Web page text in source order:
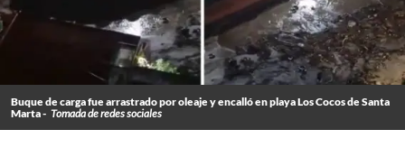
Buque de carga fue arrastrado por oleaje y encalló en playa Los Cocos de Santa
Marta - Tomada de redes sociales